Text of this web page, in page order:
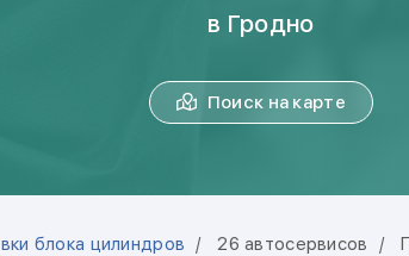
в Гродно
Поиск на карте
блока цилиндров 26 автосервисов